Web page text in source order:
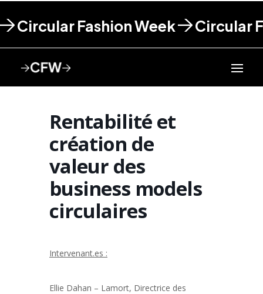
Circular Fashion Week Circular
Rentabilité et
création de
valeur des
business models
circulaires
Intervenant.es :
Ellie Dahan – Lamort, Directrice des